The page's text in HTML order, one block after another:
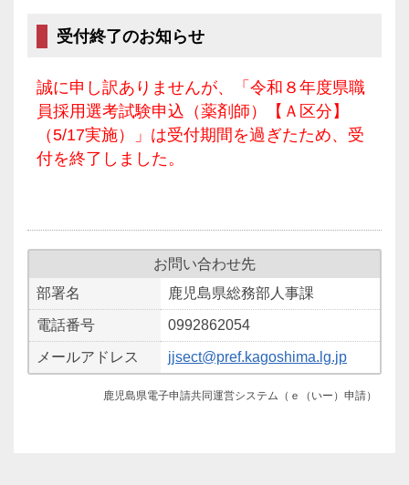
受付終了のお知らせ
誠に申し訳ありませんが、「令和８年度県職
員採用選考試験申込（薬剤師）【Ａ区分】
（5/17実施）」は受付期間を過ぎたため、受
付を終了しました。
お問い合わせ先
部署名
鹿児島県総務部人事課
電話番号 0992862054
メールアドレス jjsect@pref.kagoshima.lg.jp
鹿児島県電子申請共同運営システム（ｅ（いー）申請）